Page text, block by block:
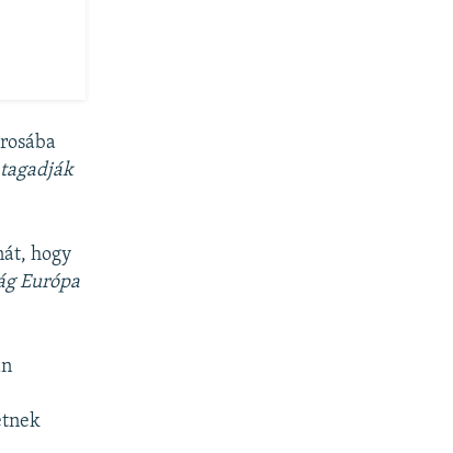
hogy
Európa